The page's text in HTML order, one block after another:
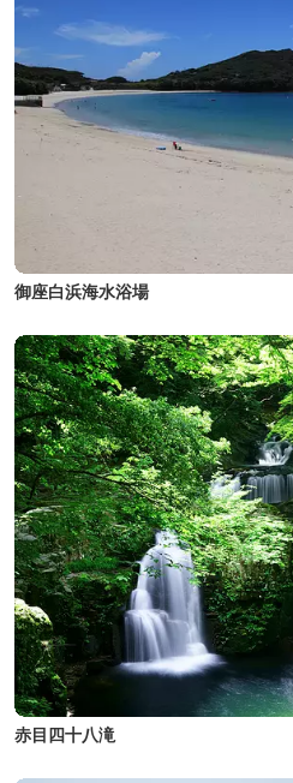
御座白浜海水浴場
赤目四十八滝